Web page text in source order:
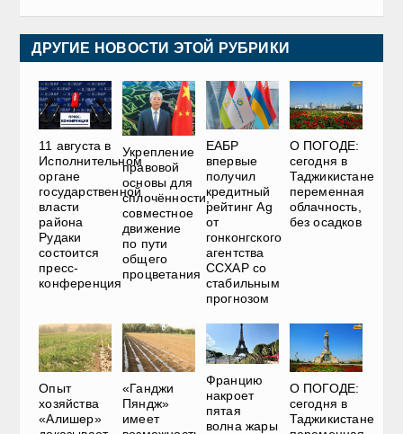
ДРУГИЕ НОВОСТИ ЭТОЙ РУБРИКИ
11 августа в
Исполнительном
органе
государственной
власти
района
Рудаки
состоится
пресс-
конференция
Укрепление
правовой
основы для
сплочённости,
совместное
движение
по пути
общего
процветания
ЕАБР
впервые
получил
кредитный
рейтинг Ag
от
гонконгского
агентства
CCXAP со
стабильным
прогнозом
О ПОГОДЕ:
сегодня в
Таджикистане
переменная
облачность,
без осадков
Опыт
хозяйства
«Алишер»
«Ганджи
Пяндж»
имеет
Францию
накроет
пятая
волна жары
О ПОГОДЕ:
сегодня в
Таджикистане